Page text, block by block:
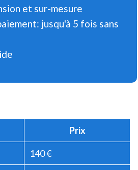
et sur-mesure
jusqu'à 5 fois sans
Prix
140 €